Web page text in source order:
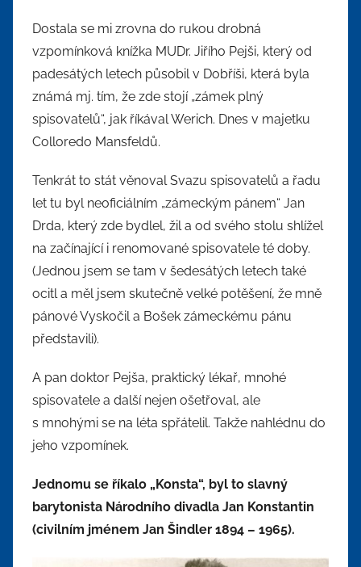
Dostala se mi zrovna do rukou drobná
vzpomínková knížka MUDr. Jiřího Pejši, který od
padesátých letech působil v Dobříši, která byla
známá mj. tím, že zde stojí „zámek plný
spisovatelů“, jak říkával Werich. Dnes v majetku
Colloredo Mansfeldů.
Tenkrát to stát věnoval Svazu spisovatelů a řadu
let tu byl neoficiálním „zámeckým pánem“ Jan
Drda, který zde bydlel, žil a od svého stolu shlížel
na začínající i renomované spisovatele té doby.
(Jednou jsem se tam v šedesátých letech také
ocitl a měl jsem skutečně velké potěšení, že mně
pánové Vyskočil a Bošek zámeckému pánu
představili).
A pan doktor Pejša, praktický lékař, mnohé
spisovatele a další nejen ošetřoval, ale
s mnohými se na léta spřátelil. Takže nahlédnu do
jeho vzpomínek.
Jednomu se říkalo „Konsta“, byl to slavný
barytonista Národního divadla Jan Konstantin
(civilním jménem Jan Šindler 1894 – 1965).